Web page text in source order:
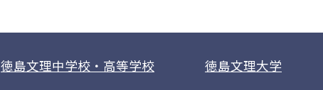
徳島文理中学校・高等学校 徳島文理大学